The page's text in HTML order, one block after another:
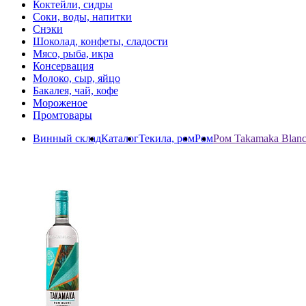
Коктейли, сидры
Соки, воды, напитки
Снэки
Шоколад, конфеты, сладости
Мясо, рыба, икра
Консервация
Молоко, сыр, яйцо
Бакалея, чай, кофе
Мороженое
Промтовары
Винный складКаталогТекила, ромРомРом Takamaka